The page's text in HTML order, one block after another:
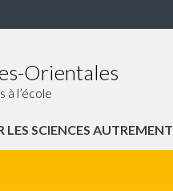
Orientales
l’école
LES SCIENCES AUTREMENT